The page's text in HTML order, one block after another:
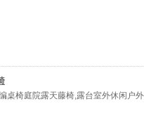
桌椅庭院露天藤椅,露台室外休闲户外